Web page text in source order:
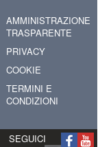
AMMINISTRAZIONE
TRASPARENTE
PRIVACY
COOKIE
TERMINI E
CONDIZIONI
SEGUICI